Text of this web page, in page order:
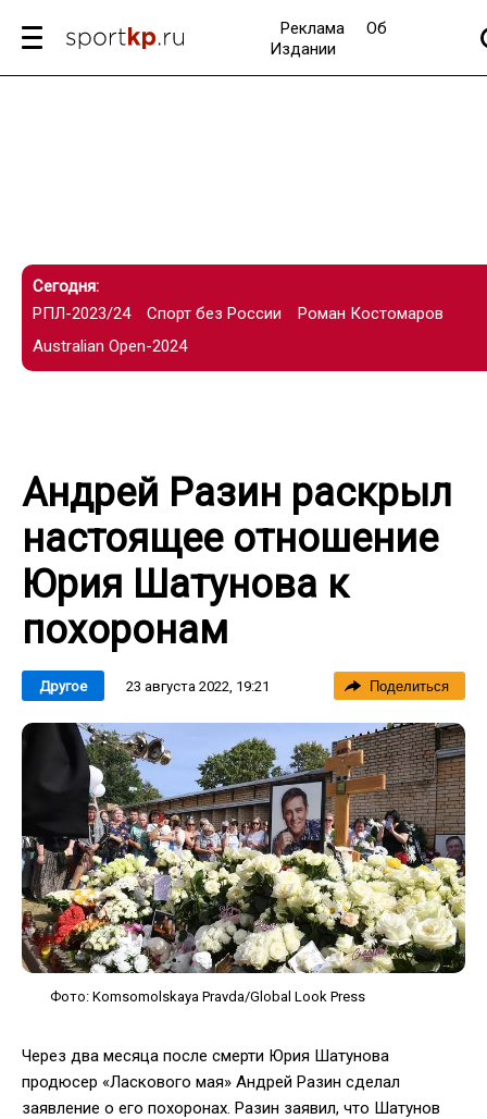
Реклама
Об
Издании
Сегодня:
РПЛ-2023/24
Спорт без России
Роман Костомаров
Australian Open-2024
Андрей Разин раскрыл
настоящее отношение
Юрия Шатунова к
похоронам
Другое 23 августа 2022, 19:21 Поделиться
Фото: Komsomolskaya Pravda/Global Look Press
Через два месяца после смерти Юрия Шатунова
продюсер «Ласкового мая» Андрей Разин сделал
заявление о его похоронах. Разин заявил, что Шатунов